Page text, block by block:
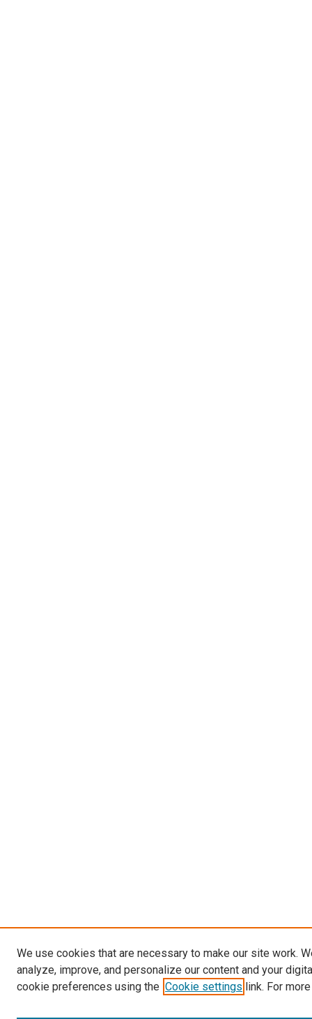
We use cookies that are necessary to make our site work.
analyze, improve, and personalize our content and your
cookie preferences using the Cookie settings link. For